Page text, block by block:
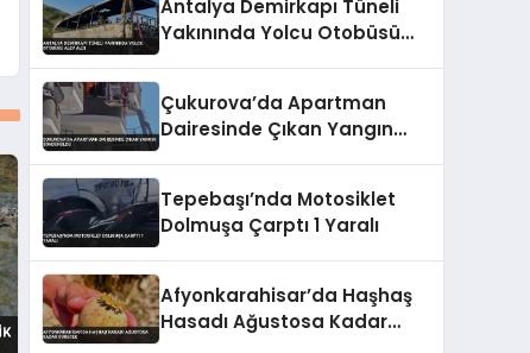
Antalya Demirkapı Tüneli
Yakınında Yolcu Otobüsü
Çukurova’da Apartman
Dairesinde Çıkan Yangın
Tepebaşı’nda Motosiklet
Dolmuşa Çarptı 1 Yaralı
Afyonkarahisar’da Haşhaş
Hasadı Ağustosa Kadar